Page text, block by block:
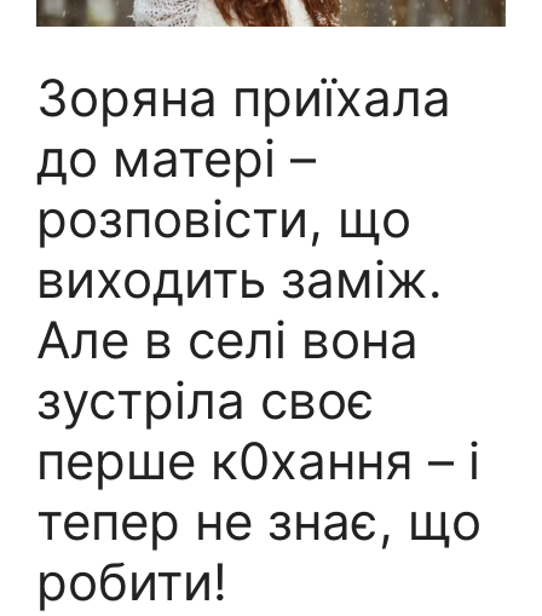
Зоряна приїхала
до матері –
розповісти, що
виходить заміж.
Але в селі вона
зустріла своє
перше к0хання – і
тепер не знає, що
робити!